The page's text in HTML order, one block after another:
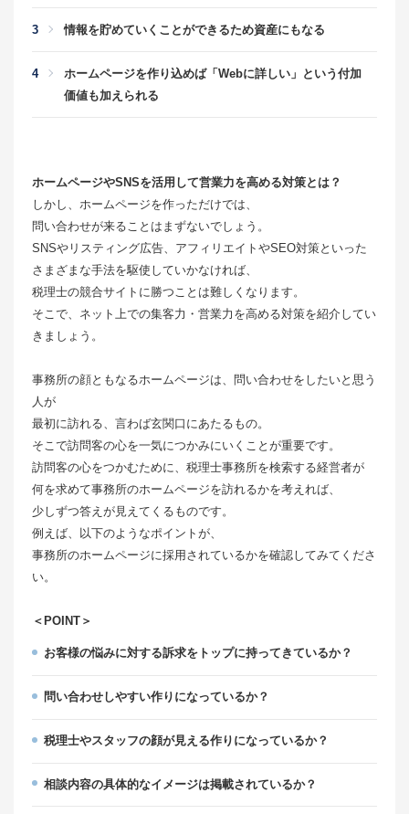
情報を貯めていくことができるため資産にもなる
ホームページを作り込めば「Webに詳しい」という付加
価値も加えられる
ホームページやSNSを活用して営業力を高める対策とは？
しかし、ホームページを作っただけでは、
問い合わせが来ることはまずないでしょう。
SNSやリスティング広告、アフィリエイトやSEO対策といった
さまざまな手法を駆使していかなければ、
税理士の競合サイトに勝つことは難しくなります。
そこで、ネット上での集客力・営業力を高める対策を紹介してい
きましょう。
事務所の顔ともなるホームページは、問い合わせをしたいと思う
人が
最初に訪れる、言わば玄関口にあたるもの。
そこで訪問客の心を一気につかみにいくことが重要です。
訪問客の心をつかむために、税理士事務所を検索する経営者が
何を求めて事務所のホームページを訪れるかを考えれば、
少しずつ答えが見えてくるものです。
例えば、以下のようなポイントが、
事務所のホームページに採用されているかを確認してみてくださ
い。
＜POINT＞
お客様の悩みに対する訴求をトップに持ってきているか？
問い合わせしやすい作りになっているか？
税理士やスタッフの顔が見える作りになっているか？
相談内容の具体的なイメージは掲載されているか？